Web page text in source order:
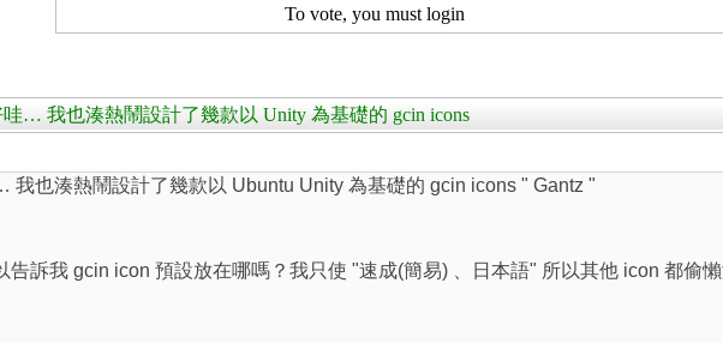
To vote, you must login
哇… 我也湊熱鬧設計了幾款以 Unity 為基礎的 gcin icons
我也湊熱鬧設計了幾款以 Ubuntu Unity 為基礎的 gcin icons " Gantz "
告訴我 gcin icon 預設放在哪嗎？我只使 "速成(簡易) 、日本語" 所以其他 icon 都偷